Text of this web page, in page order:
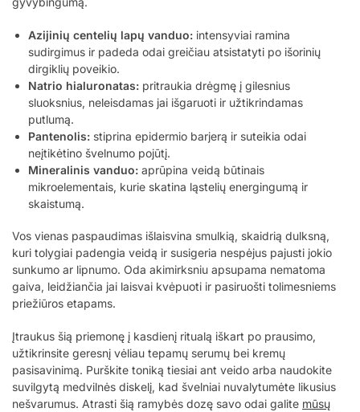
Azijinių centelių lapų vanduo: intensyviai ramina
sudirgimus ir padeda odai greičiau atsistatyti po išorinių
dirgiklių poveikio.
Natrio hialuronatas: pritraukia drėgmę į gilesnius
sluoksnius, neleisdamas jai išgaruoti ir užtikrindamas
putlumą.
Pantenolis: stiprina epidermio barjerą ir suteikia odai
neįtikėtino švelnumo pojūtį.
Mineralinis vanduo: aprūpina veidą būtinais
mikroelementais, kurie skatina ląstelių energingumą ir
skaistumą.
Vos vienas paspaudimas išlaisvina smulkią, skaidrią dulksną,
kuri tolygiai padengia veidą ir susigeria nespėjus pajusti jokio
sunkumo ar lipnumo. Oda akimirksniu apsupama nematoma
gaiva, leidžiančia jai laisvai kvėpuoti ir pasiruošti tolimesniems
priežiūros etapams.
Įtraukus šią priemonę į kasdienį ritualą iškart po prausimo,
užtikrinsite geresnį vėliau tepamų serumų bei kremų
pasisavinimą. Purškite toniką tiesiai ant veido arba naudokite
suvilgytą medvilnės diskelį, kad švelniai nuvalytumėte likusius
nešvarumus. Atrasti šią ramybės dozę savo odai galite mūsų